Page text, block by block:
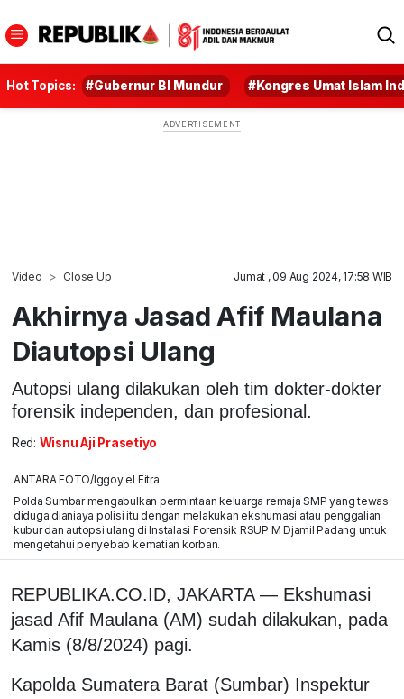
Hot Topics: #Gubernur BI Mundur #Kongres Umat Islam
Video Close Up Jumat , 09 Aug 2024, 17:58 WIB
Akhirnya Jasad Afif Maulana
Diautopsi Ulang
Autopsi ulang dilakukan oleh tim dokter-dokter
forensik independen, dan profesional.
Red: Wisnu Aji Prasetiyo
ANTARA FOTO/Iggoy el Fitra
Polda Sumbar mengabulkan permintaan keluarga remaja SMP yang tewas
diduga dianiaya polisi itu dengan melakukan ekshumasi atau penggalian
kubur dan autopsi ulang di Instalasi Forensik RSUP M Djamil Padang untuk
mengetahui penyebab kematian korban.
REPUBLIKA.CO.ID, JAKARTA — Ekshumasi
jasad Afif Maulana (AM) sudah dilakukan, pada
Kamis (8/8/2024) pagi.
Kapolda Sumatera Barat (Sumbar) Inspektur